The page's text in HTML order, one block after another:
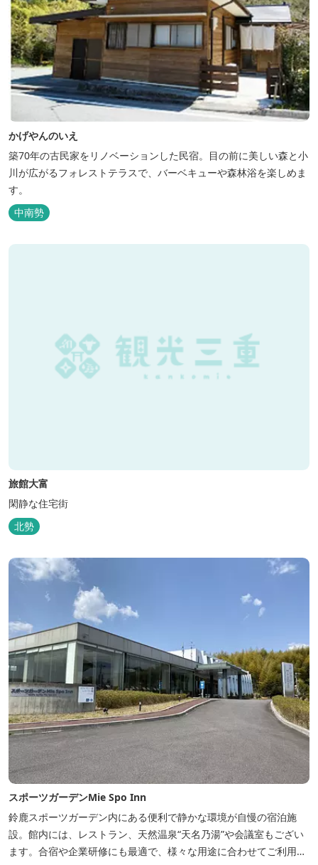
かげやんのいえ
築70年の古民家をリノベーションした民宿。目の前に美しい森と小
川が広がるフォレストテラスで、バーベキューや森林浴を楽しめま
す。
中南勢
旅館大富
閑静な住宅街
北勢
スポーツガーデンMie Spo Inn
鈴鹿スポーツガーデン内にある便利で静かな環境が自慢の宿泊施
設。館内には、レストラン、天然温泉“天名乃湯”や会議室もござい
ます。合宿や企業研修にも最適で、様々な用途に合わせてご利用頂